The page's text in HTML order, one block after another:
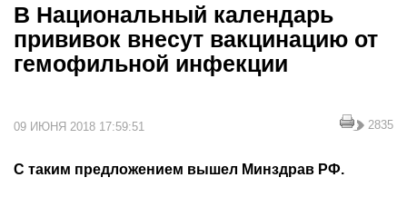
В Национальный календарь
прививок внесут вакцинацию от
гемофильной инфекции
09 ИЮНЯ 2018 17:59:51 2835
С таким предложением вышел Минздрав РФ.